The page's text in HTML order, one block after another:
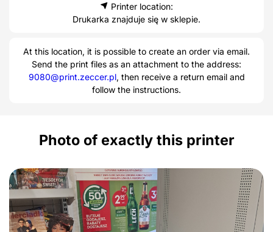
Printer location:
Drukarka znajduje się w sklepie.
At this location, it is possible to create an order via email.
Send the print files as an attachment to the address:
9080@print.zeccer.pl, then receive a return email and
follow the instructions.
Photo of exactly this printer